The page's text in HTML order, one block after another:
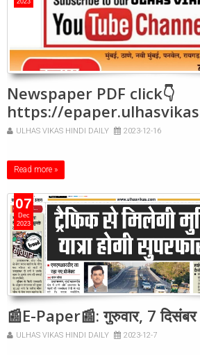
2023
Newspaper PDF click👇
https://
ULHAS VIKAS HINDI DAILY 2023-12-16
Read more »
07
Dec
2023
📰E-Paper📰: गुरुवार, 7
ULHAS VIKAS HINDI DAILY 2023-12-7